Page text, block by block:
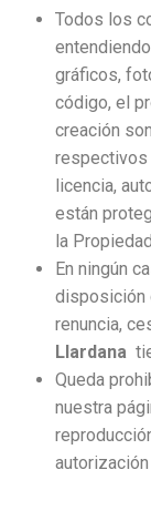
Todos los
gráficos,
código, el
creación
respectivos
licencia,
están
la
En ningún
disposición
renuncia,
Llardana
Queda
nuestra